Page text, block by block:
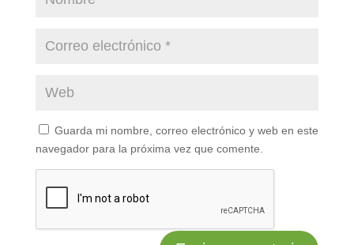
Guarda mi nombre, correo electrónico y web en este
navegador para la próxima vez que comente.